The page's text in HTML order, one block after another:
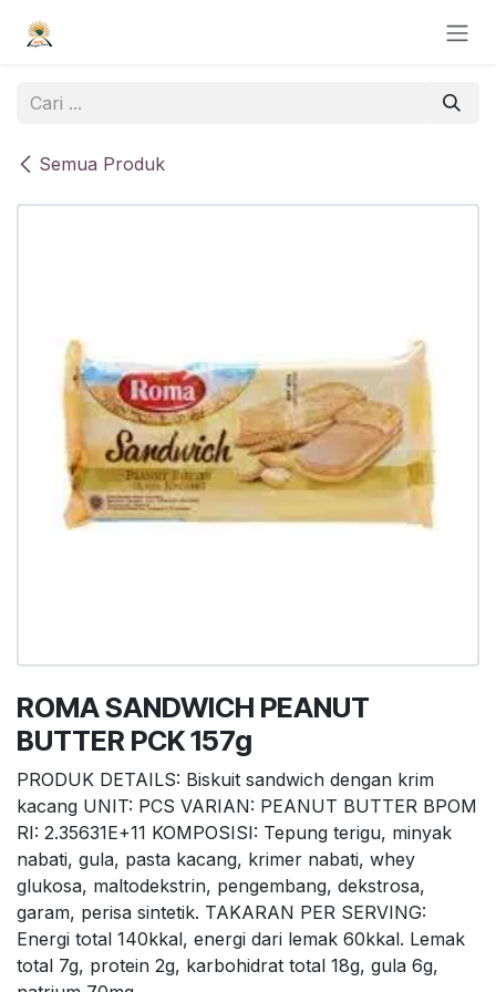
Semua Produk
ROMA SANDWICH PEANUT
BUTTER PCK 157g
PRODUK DETAILS: Biskuit sandwich dengan krim
kacang UNIT: PCS VARIAN: PEANUT BUTTER BPOM
RI: 2.35631E+11 KOMPOSISI: Tepung terigu, minyak
nabati, gula, pasta kacang, krimer nabati, whey
glukosa, maltodekstrin, pengembang, dekstrosa,
garam, perisa sintetik. TAKARAN PER SERVING:
Energi total 140kkal, energi dari lemak 60kkal. Lemak
total 7g, protein 2g, karbohidrat total 18g, gula 6g,